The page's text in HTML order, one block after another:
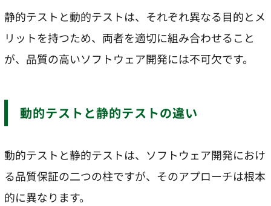
静的テストと動的テストは、それぞれ異なる目的とメ
リットを持つため、両者を適切に組み合わせること
が、品質の高いソフトウェア開発には不可欠です。
動的テストと静的テストの違い
動的テストと静的テストは、ソフトウェア開発におけ
る品質保証の二つの柱ですが、そのアプローチは根本
的に異なります。